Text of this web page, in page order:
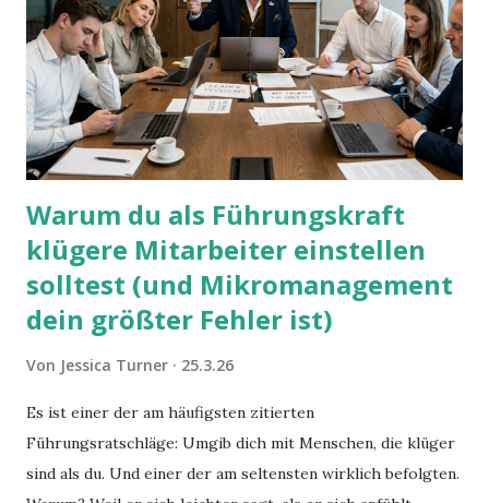
Warum du als Führungskraft
klügere Mitarbeiter einstellen
solltest (und Mikromanagement
dein größter Fehler ist)
Von Jessica Turner 25.3.26
Es ist einer der am häufigsten zitierten
Führungsratschläge: Umgib dich mit Menschen, die klüger
sind als du. Und einer der am seltensten wirklich befolgten.